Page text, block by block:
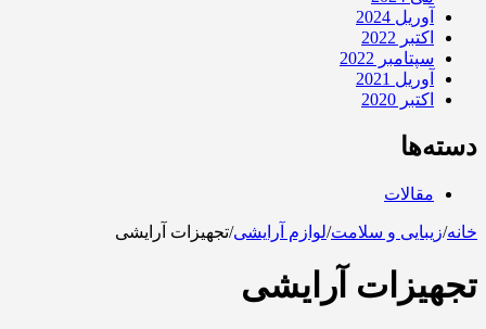
آوریل 2024
اکتبر 2022
سپتامبر 2022
آوریل 2021
اکتبر 2020
دسته‌ها
مقالات
خانه/زیبایی و سلامت/لوازم آرایشی/تجهیزات آرایشی
تجهیزات آرایشی